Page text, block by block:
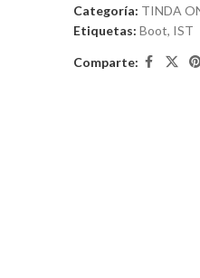
Categoría: TINDA
Etiquetas: Boot, IST
Comparte: